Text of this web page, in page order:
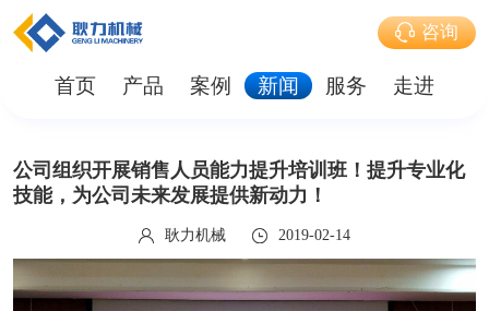
咨询
首页 产品 案例 新闻 服务 走进
公司组织开展销售人员能力提升培训班！提升专业化
技能，为公司未来发展提供新动力！
耿力机械 2019-02-14